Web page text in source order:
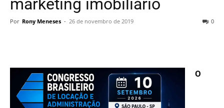
marketing imobiliário
Por Rony Meneses - 26 de novembro de 2019 0
O